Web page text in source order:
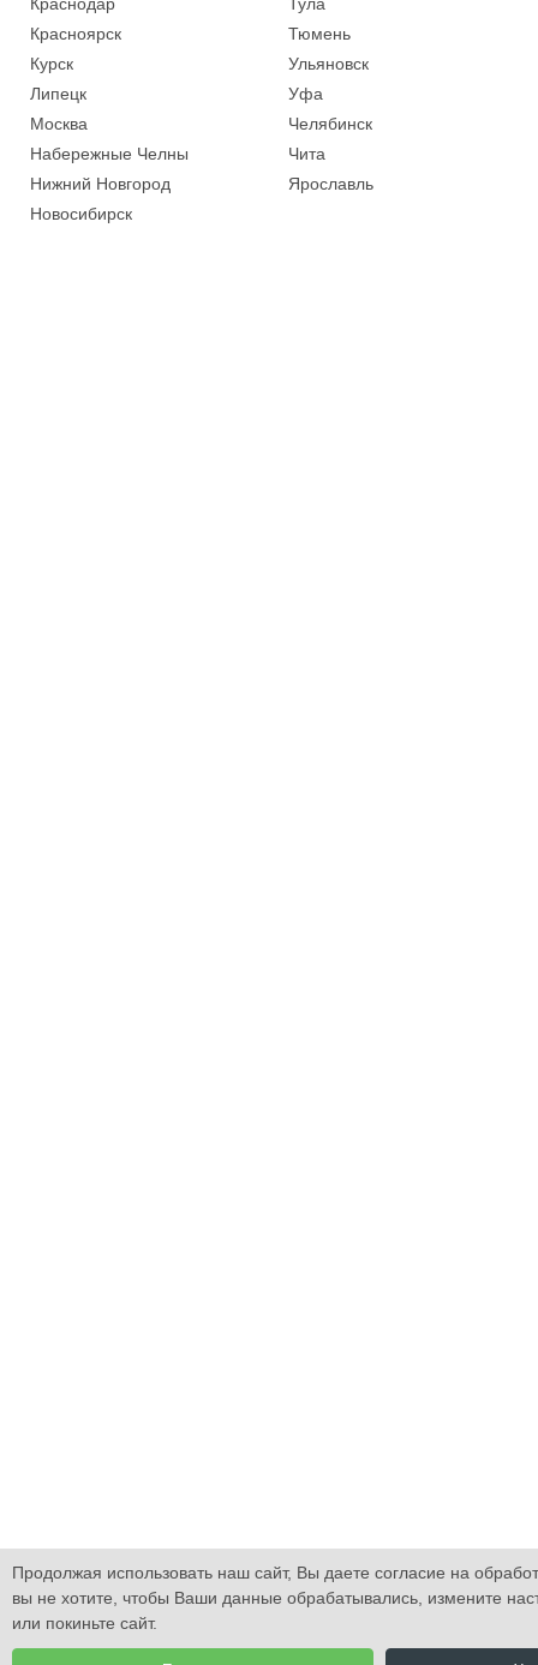
Красноярск
Курск
Липецк
Москва
Набережные Челны
Нижний Новгород
Новосибирск
Тюмень
Ульяновск
Уфа
Челябинск
Чита
Ярославль
Продолжая использовать наш сайт, Вы даете согласие на
вы не хотите, чтобы Ваши данные обрабатывались, измените
или покиньте сайт.